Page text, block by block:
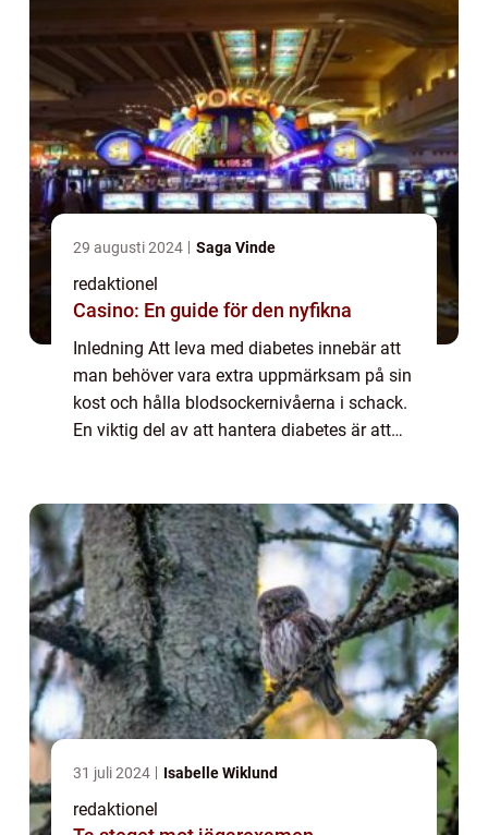
29 augusti 2024 Saga Vinde
redaktionel
Casino: En guide för den nyfikna
Inledning Att leva med diabetes innebär att
man behöver vara extra uppmärksam på sin
kost och hålla blodsockernivåerna i schack.
En viktig del av att hantera diabetes är att
31 juli 2024 Isabelle Wiklund
redaktionel